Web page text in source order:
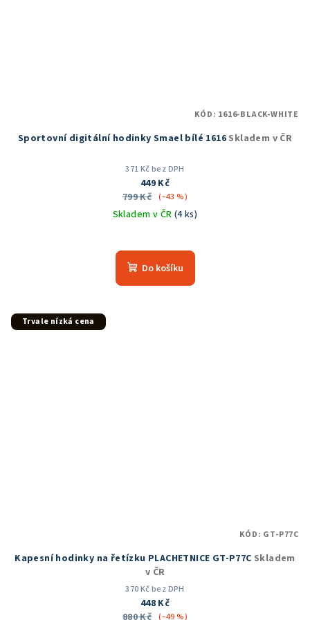
Sportovní digitální hodinky Smael bílé 1616 Skladem v ČR
371 Kč bez DPH
449 Kč
799 Kč (–43 %)
Skladem v ČR (4 ks)
hodnocení
produktu
Do košíku
KÓD: 1616-BLACK-WHITE
Trvale nízká cena
Kapesní hodinky na řetízku PLACHETNICE GT-P77C Skladem
v ČR
370 Kč bez DPH
448 Kč
(–49 %)
KÓD: GT-P77C